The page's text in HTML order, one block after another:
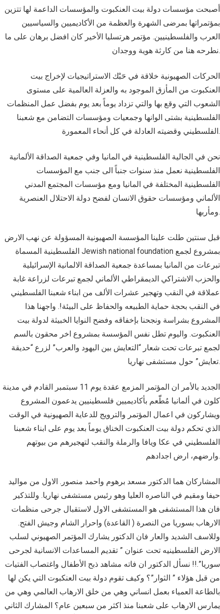
أصبحت مؤسسات دولة بيت العنكبوت والمؤسسات الداعمة لها تتزين
بمؤتمراتها بمرضى الشهرة والعظمة من الأكاديميين والسياسيين
العرب والفلسطينيين. مؤتمر هرتسليا الأخير كان افضل برهان على ما
نطرحه هنا من كارثة هوية ووجدان.
الحركات الصهيونية خلاقة في حٓبْك الاستراتيجيات لإخراج بيت
العنكبوت من المأزق الموجود به والعزلة العالمية على مستوى
الشعوب التي وقع بها والتي تزداد يوماً بعد يوم بفضل عمل المنظمات
الفلسطينية بشتى الوانها وجمعيات ومؤسسات التضامن مع شعبنا
الفلسطيني وقضيته العادلة في كل أنحاء المعمورة.
نحن في الجالية الفلسطينية في المانيا وفي جمعية الصداقة الألمانية
الفلسطينية نعمل منذ سنوات جنباً الى جنب مع المؤسسات
الفلسطينية المختلفة في المانيا ومع مؤسسات المجتمع المدني
الألماني ومؤسسات حقوق الانسان لفضح دولة الاحتلال العنصرية
ومأربها.
قبل سنتين طلت علينا المؤسسة الصهيونية المسؤولة عن نهب الارض
الفلسطينية المسماة Jewish national foundation بمشروع لجمع
تبرعات من المانيا بمساعدة جمعية الصداقة الالمانية الإسرائيلية
والحزب الاشتراكي الديمقراطي الألماني لجمع تبرعات لزراعة غابة
عملاقة في النقب وتهجير عشرات الألف من ابناء شعبنا الفلسطيني
في النقب بحجة حماية الطبيعه والحفاظ على البيئة!. واجهنا هذا
المشروع بشراسة ونجحنا بإخفاقه وفضح النوايا الخبيثة لدولة بيت
العنكبوت. واليوم تطل نفس المؤسسة بمشروع اخر محقون بالسم
لجمع تبرعات تحت شعار “التعايش بين اليهود والعرب” لزرع “حديقة
تعايش” حول مستشفى نهاريا.
الجديد بالأمر ان المؤتمر المزمع عقدة يوم 11 سبتمبر القادم في مدينة
كلون في ألمانيا مُطّٓعم بأكاديميين فلسطينيين يدعمون المشروع
ويشاركون في اعمال المؤتمر والترويج للدعاية الصهيونية في الوقت
الذي تحكم دولة بيت العنكبوت الخناق يوماً بعد يوم على ابناء شعبنا
الفلسطيني في عكا ويافا والرملة والنقب لتهجيرهم من بيوتهم
وارضهم، ارض اجدادهم.
المشاركان هما الدكتور مسعد برهوم واحمد منصور. الاول من مواليد
حيفا ومقيم في الناصره العليا وهو رئيس مستشفى نهاريا. وللتذكير
فان هذا المستشفى هو المستشفى الاول لاستقبال جرحى منظمات
الارهاب بسوريا من النصرة ( القاعدة) واحرار الشام وجيش الفتح.
وللاسف الشديد والعار فان الدكتور يشارك المؤتمر الصهيوني لسلب
الارض الفلسطينيه تحت عنوان ” تقديم المساعدات الانسانية لجرحى
سوريا”.!! نسأل الدكتور ان فاته مشاهد ذبح الأطفال واغتصاب الفتيات
من قبل هؤلاء ” الثوار”؟ وكيف تقوم دولة بيت العنكبوت التي يكن لها
بالطاعة العمياء بعمل انساني وهي من خلق الارهاب العالمي وهي من
يمارس الارهاب على شعبنا منذ اكثر من سبعين عام؟ المشارك الثاني